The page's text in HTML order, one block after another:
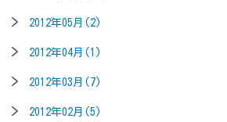
2012年05月(2)
2012年04月(1)
2012年03月(7)
2012年02月(5)